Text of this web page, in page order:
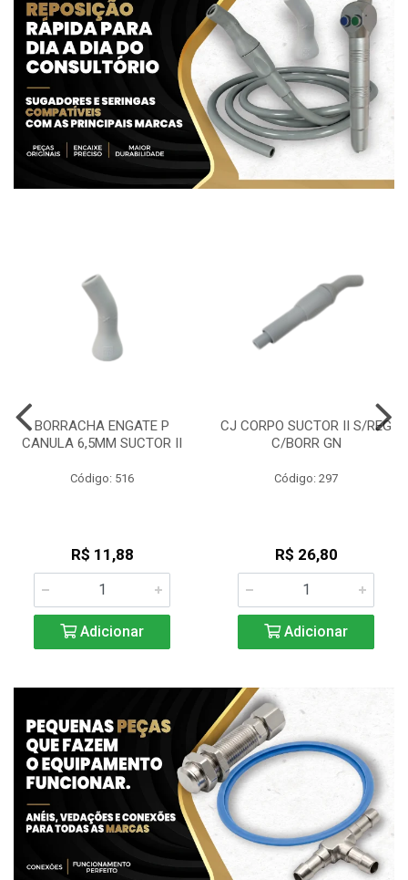
BORRACHA ENGATE P
CANULA 6,5MM SUCTOR II
Código: 516
R$ 11,88
Adicionar
CJ CORPO SUCTOR II S/REG
C/BORR GN
Código: 297
R$ 26,80
Adicionar